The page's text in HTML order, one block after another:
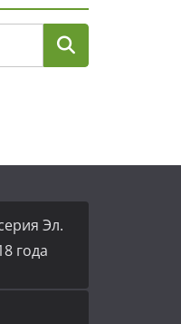
Эл.
года